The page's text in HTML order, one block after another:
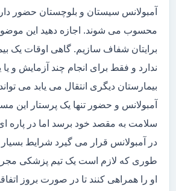
آمبولانس سیستان و بلوچستان حضور
محسوب می شوند. اجازه دهید این
برایتان شفاف سازیم. گاهی اوقات یک
ندارد و فقط برای انجام چند آزمایش و
بیمارستان دیگری انتقال می یابد می تواند
آمبولانس و حضور تنها یک پرستار این
سلامت به مقصد خود برسد اما در پاره
در آمبولانس قرار می گیرد شرایط
طوری که لازم است یک تیم پزشکی مجرب
او را همراهی کنند تا در صورت بروز